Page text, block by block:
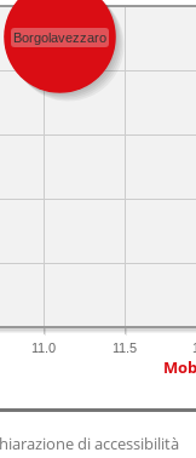
11.0 11.5
Borgolavezzaro
di accessibilità